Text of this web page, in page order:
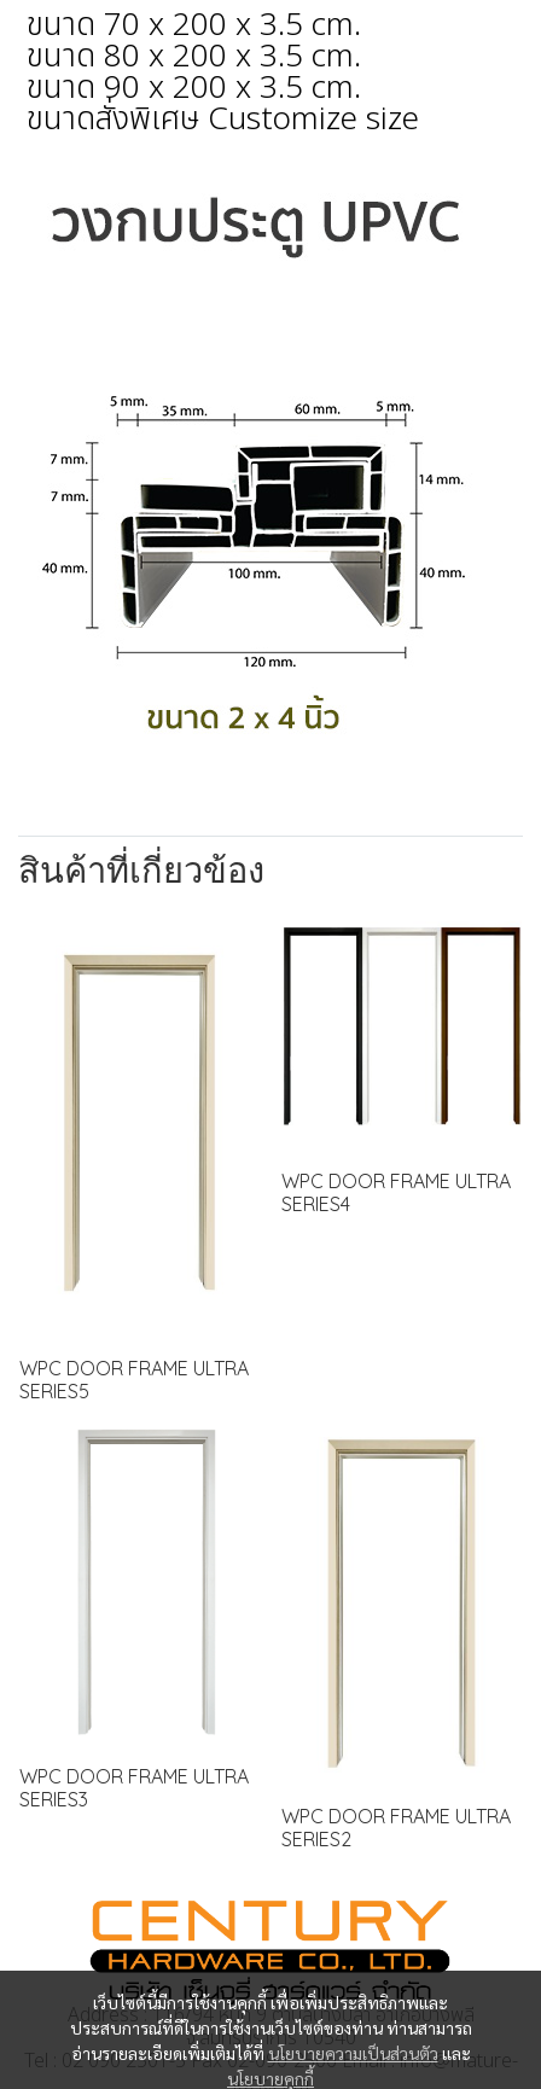
ขนาด 70 x 200 x 3.5 cm.
ขนาด 80 x 200 x 3.5 cm.
ขนาด 90 x 200 x 3.5 cm.
ขนาดสั่งพิเศษ Customize size
สินค้าที่เกี่ยวข้อง
WPC DOOR FRAME ULTRA
SERIES5
WPC DOOR FRAME ULTRA
SERIES4
WPC DOOR FRAME ULTRA
SERIES3
WPC DOOR FRAME ULTRA
SERIES2
เว็บไซต์นี้มีการใช้งานคุกกี้ เพื่อเพิ่มประสิทธิภาพและ
ประสบการณ์ที่ดีในการใช้งานเว็บไซต์ของท่าน ท่านสามารถ
อ่านรายละเอียดเพิ่มเติมได้ที่นโยบายความเป็นส่วนตัว และ
นโยบายคุกกี้
Address : 116/94 หมู่ที่ 9 ตำบลบางปลา อำเภอบางพลี
จ.สมุทรปราการ 10540
Tel : 02 090 2501-5 Fax 02-090-2506 Email : info@mature-